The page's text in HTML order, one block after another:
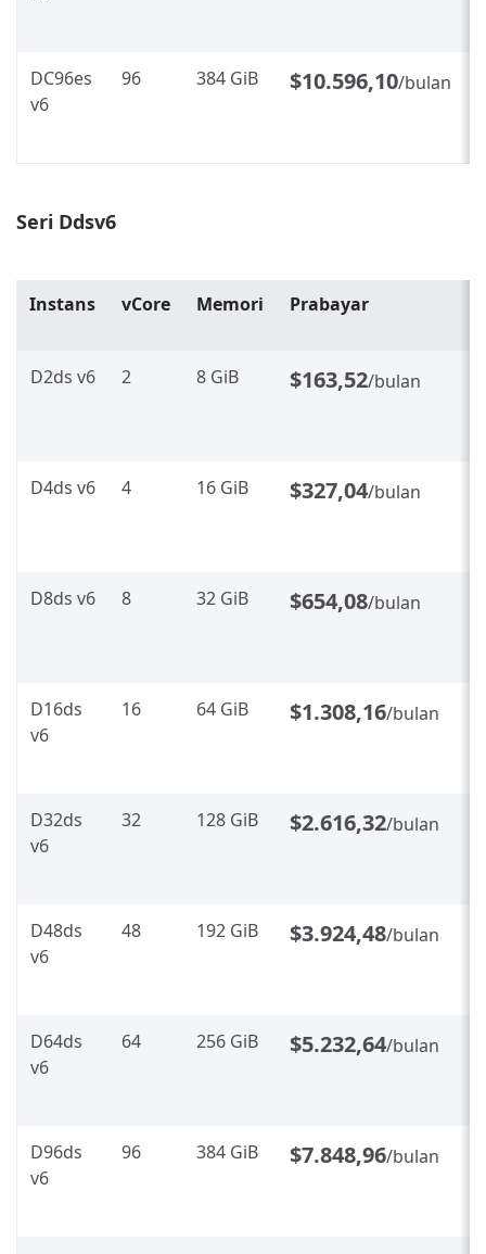
DC96es
v6
96 384 GiB $10.596,10/bulan
Seri Ddsv6
Instans vCore Memori Prabayar
D2ds v6 2 8 GiB $163,52/bulan
D4ds v6 4 16 GiB $327,04/bulan
D8ds v6 8 32 GiB $654,08/bulan
D16ds
v6
16 64 GiB $1.308,16/bulan
D32ds
v6
32 128 GiB $2.616,32/bulan
D48ds
v6
48 192 GiB $3.924,48/bulan
D64ds
v6
64 256 GiB $5.232,64/bulan
D96ds
v6
96 384 GiB $7.848,96/bulan